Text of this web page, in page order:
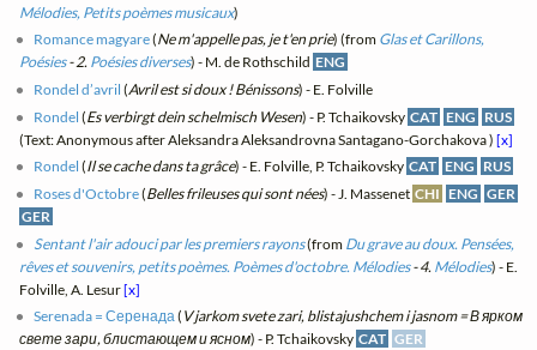
Mélodies, Petits poèmes musicaux)
Romance magyare(Ne m'appelle pas, je t'en prie) (from Glas et Carillons,
Poésies- 2. Poésies diverses) - M. de Rothschild ENG
Rondel d’avril (Avril est si doux ! Bénissons) - E. Folville
Rondel (Es verbirgt dein schelmisch Wesen) - P. Tchaikovsky CAT ENG RUS
(Text: Anonymous after Aleksandra Aleksandrovna Santagano-Gorchakova )[x]
Rondel (Il se cache dans ta grâce) - E. Folville, P. Tchaikovsky CAT ENG RUS
Roses d'Octobre(Belles frileuses qui sont nées) - J. Massenet CHI ENG GER
GER
Sentant l'air adouci par les premiers rayons(from Du grave au doux. Pensées,
rêves et souvenirs, petits poèmes. Poèmes d'octobre. Mélodies- 4. Mélodies) - E.
Folville, A. Lesur[x]
Serenada = Серенада( V jarkom svete zari, blistajushchem i jasnom = В ярком
свете зари, блистающем и ясном) - P. Tchaikovsky CAT GER